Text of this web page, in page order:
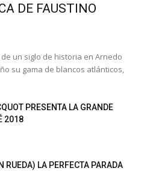
DE FAUSTINO
un siglo de historia en Arnedo
su gama de blancos atlánticos,
PRESENTA LA GRANDE
2018
RUEDA) LA PERFECTA PARADA